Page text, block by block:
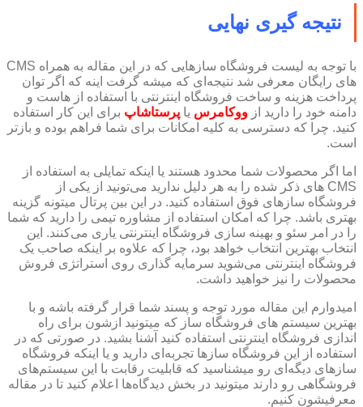
نتیجه گیری نهایی
با توجه به لیست فروشگاه سازهایی که در این مقاله به همراه CMS
های رایگان معرفی شد نتیجه‌ای که میشه گرفت اینه که اگر توان
پرداخت هزینه و ساخت فروشگاه اینترنتی با استفاده از هاست و
دامنه خود را دارید از ووکامرس یا پرستاشاپ برای این کار استفاده
کنید. چرا که دسترسی به کلیه امکانات برای شما فراهم بوده و بازتر
است.
اما اگر محصولات شما محدود هستند یا اینکه تمایلی به استفاده از
CMS های ذکر شده را به هر دلیل ندارید می‌تونید از یکی از
فروشگاه سازهای فوق استفاده کنید. در این بین پرتال میتونه گزینه
بهتری باشد. چرا که امکان استفاده از مشاوره تیمی را دارید که شما
را در امر سئو و بهینه سازی فروشگاه اینترنتی یاری می‌کنند. این
انتخاب بهترین انتخاب خواهد بود، چرا که علاوه بر اینکه صاحب یک
فروشگاه اینترنتی می‌شوید سرمایه گذاری روی استراتژی فروش
محصولات را نیز خواهید داشت.
امیدوارم این مقاله مورد توجه و پسند شما قرار گرفته باشه و با
بهترین سیستم های فروشگاه ساز که میتونید ازشون برای راه
اندازی فروشگاه اینترنتی استفاده کنید آشنا بشید. در صورتی که در
استفاده از این فروشگاه سازها تجربه‌ای دارید و یا اینکه فروشگاه
سازهای دیگه‌ای رو میشناسید که قابلیت رقابت با این سیستم‌های
فروشگاهی رو دارند میتونید در بخش دیدگاه‌ها اعلام کنید تا در مقاله
معرفیشون کنیم.